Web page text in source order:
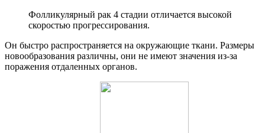
Фолликулярный рак 4 стадии отличается высокой
скоростью прогрессирования.
Он быстро распространяется на окружающие ткани. Размеры
новообразования различны, они не имеют значения из-за
поражения отдаленных органов.